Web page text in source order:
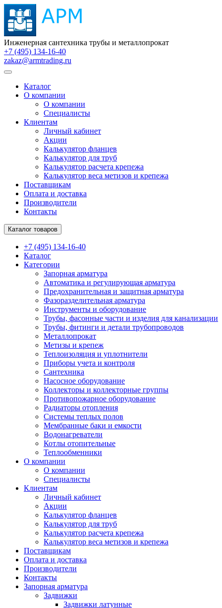
Инженерная сантехника трубы и металлопрокат
+7 (495) 134-16-40
zakaz@armtrading.ru
Каталог
О компании
О компании
Специалисты
Клиентам
Личный кабинет
Акции
Калькулятор фланцев
Калькулятор для труб
Калькулятор расчета крепежа
Калькулятор веса метизов и крепежа
Поставщикам
Оплата и доставка
Производители
Контакты
Каталог товаров
+7 (495) 134-16-40
Каталог
Категории
Запорная арматура
Автоматика и регулирующая арматура
Предохранительная и защитная арматура
Фазоразделительная арматура
Инструменты и оборудование
Трубы, фасонные части и изделия для канализации
Трубы, фитинги и детали трубопроводов
Металлопрокат
Метизы и крепеж
Теплоизоляция и уплотнители
Приборы учета и контроля
Сантехника
Насосное оборудование
Коллекторы и коллекторные группы
Противопожарное оборудование
Радиаторы отопления
Системы теплых полов
Мембранные баки и емкости
Водонагреватели
Котлы отопительные
Теплообменники
О компании
О компании
Специалисты
Клиентам
Личный кабинет
Акции
Калькулятор фланцев
Калькулятор для труб
Калькулятор расчета крепежа
Калькулятор веса метизов и крепежа
Поставщикам
Оплата и доставка
Производители
Контакты
Запорная арматура
Задвижки
Задвижки латунные